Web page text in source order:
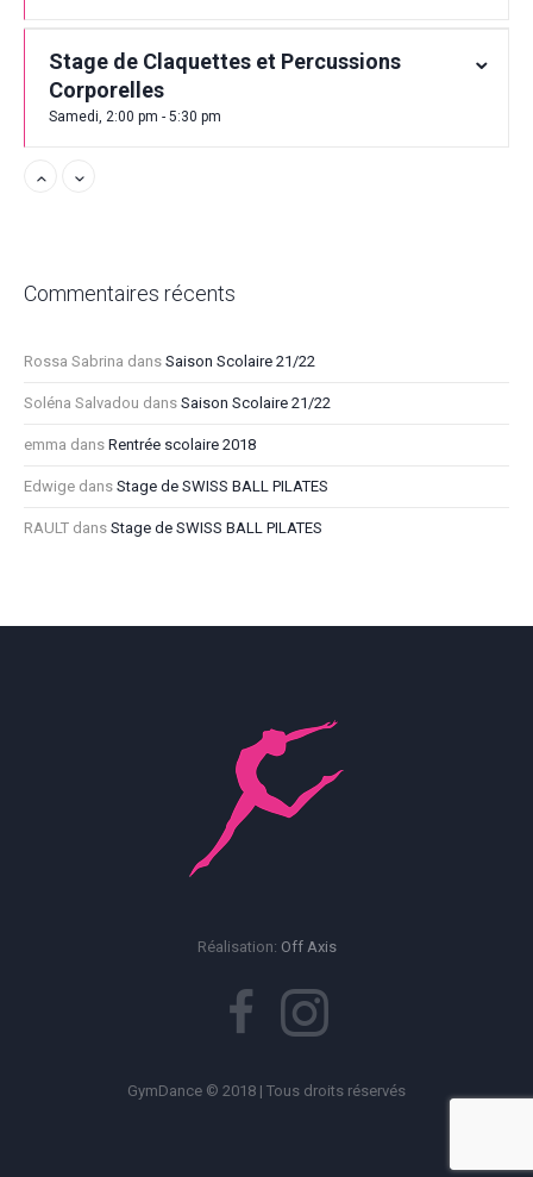
Stage de Claquettes et Percussions
Corporelles
Samedi, 2:00 pm - 5:30 pm
Stage de Danse Moderne
Stage de Claquettes et Percussions
Stage de Claquettes et Percussions
Corporelles
Stage de Claquettes et Percussions
Stage de Danse Moderne
Dimanche, 2:00 pm - 5:30 pm
Stage de Claquettes et Percussions
Commentaires récents
Rossa Sabrina dans Saison Scolaire 21/22
Soléna Salvadou dans Saison Scolaire 21/22
emma dans Rentrée scolaire 2018
Edwige dans Stage de SWISS BALL PILATES
RAULT dans Stage de SWISS BALL PILATES
Réalisation: Off Axis
GymDance © 2018 | Tous droits réservés